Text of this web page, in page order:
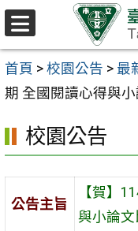
跳至主要內容區
首頁 > 校園公告 > 最
期 全國閱讀心得與
校園公告
公告主旨
【賀】
與小論文
選
單